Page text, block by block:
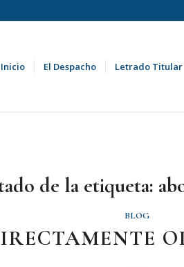
Inicio El Despacho Letrado Titular
de la etiqueta:
BLOG